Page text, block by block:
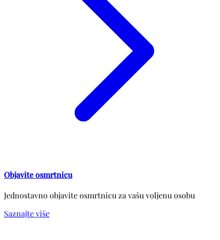
Objavite osmrtnicu
Jednostavno objavite osmrtnicu za vašu voljenu osobu
Saznajte više